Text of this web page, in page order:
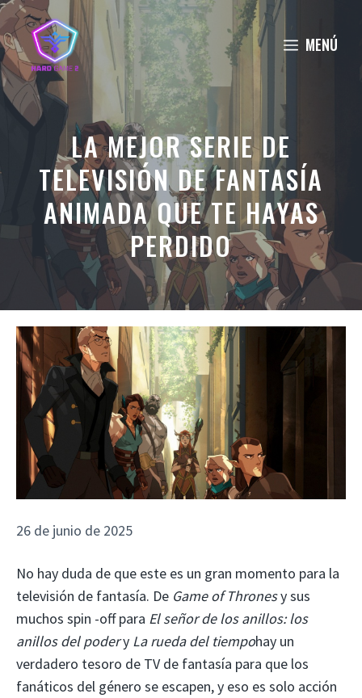
Saltar
al
contenido
MENÚ
LA MEJOR SERIE DE
TELEVISIÓN DE FANTASÍA
ANIMADA QUE TE HAYAS
PERDIDO
26 de junio de 2025
No hay duda de que este es un gran momento para la
televisión de fantasía. De Game of Thronesy sus
muchos spin -off para El señor de los anillos: los
anillos del podery La rueda del tiempohay un
verdadero tesoro de TV de fantasía para que los
fanáticos del género se escapen, y eso es solo acción